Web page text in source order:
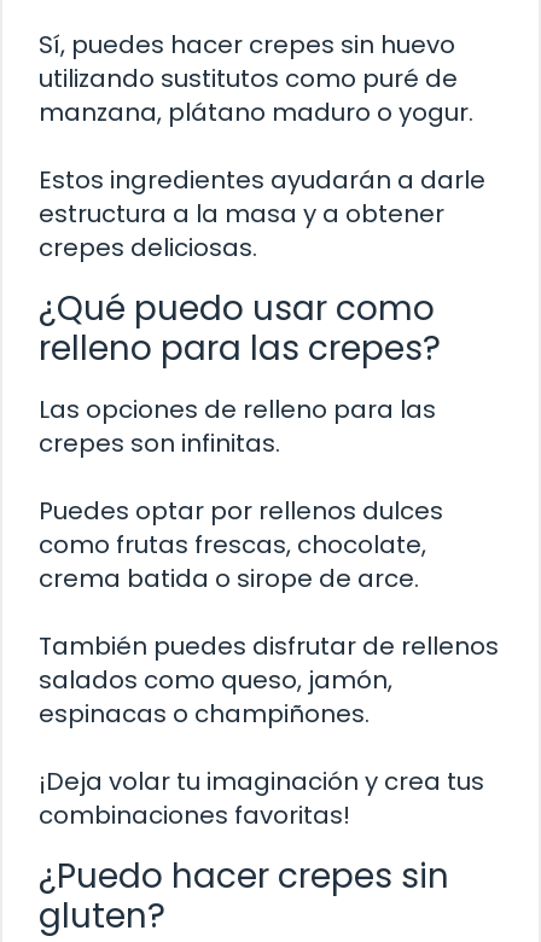
Sí, puedes hacer crepes sin huevo
utilizando sustitutos como puré de
manzana, plátano maduro o yogur.
Estos ingredientes ayudarán a darle
estructura a la masa y a obtener
crepes deliciosas.
¿Qué puedo usar como
relleno para las crepes?
Las opciones de relleno para las
crepes son infinitas.
Puedes optar por rellenos dulces
como frutas frescas, chocolate,
crema batida o sirope de arce.
También puedes disfrutar de rellenos
salados como queso, jamón,
espinacas o champiñones.
¡Deja volar tu imaginación y crea tus
combinaciones favoritas!
¿Puedo hacer crepes sin
gluten?